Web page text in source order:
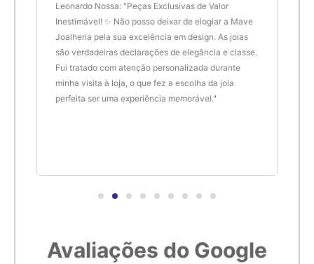
Leonardo Nossa: "Peças Exclusivas de Valor
Inestimável! ✨ Não posso deixar de elogiar a Mave
Joalheria pela sua excelência em design. As joias
são verdadeiras declarações de elegância e classe.
Fui tratado com atenção personalizada durante
minha visita à loja, o que fez a escolha da joia
perfeita ser uma experiência memorável."
Avaliações do Google